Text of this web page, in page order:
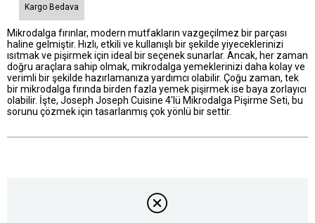
Kargo Bedava
Mikrodalga fırınlar, modern mutfakların vazgeçilmez bir parçası
haline gelmiştir. Hızlı, etkili ve kullanışlı bir şekilde yiyeceklerinizi
ısıtmak ve pişirmek için ideal bir seçenek sunarlar. Ancak, her zaman
doğru araçlara sahip olmak, mikrodalga yemeklerinizi daha kolay ve
verimli bir şekilde hazırlamanıza yardımcı olabilir. Çoğu zaman, tek
bir mikrodalga fırında birden fazla yemek pişirmek ise baya zorlayıcı
olabilir. İşte, Joseph Joseph Cuisine 4'lü Mikrodalga Pişirme Seti, bu
sorunu çözmek için tasarlanmış çok yönlü bir settir.